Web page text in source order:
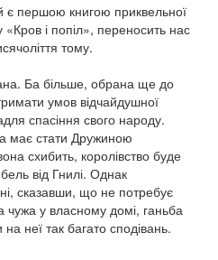
є першою книгою приквельної
«Кров і попіл», переносить нас
тому.
Ба більше, обрана ще до
умов відчайдушної
спасіння свого народу.
має стати Дружиною
схибить, королівство буде
від Гнилі. Однак
сказавши, що не потребує
у власному домі, ганьба
на неї так багато сподівань.